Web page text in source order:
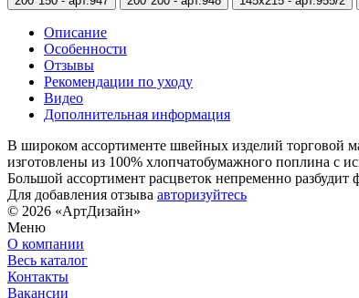
Описание
Особенности
Отзывы
Рекомендации по уходу
Видео
Дополнительная информация
В широком ассортименте швейных изделий
изготовлены из 100% хлопчатобумажного поплина с
Большой ассортимент расцветок непременно
Для добавления отзыва авторизуйтесь
© 2026 «АртДизайн»
Меню
О компании
Весь каталог
Контакты
Вакансии